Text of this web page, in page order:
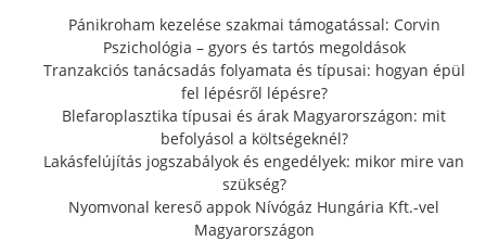
r
:
Pánikroham kezelése szakmai támogatással: Corvin
Pszichológia – gyors és tartós megoldások
Tranzakciós tanácsadás folyamata és típusai: hogyan épül
fel lépésről lépésre?
Blefaroplasztika típusai és árak Magyarországon: mit
befolyásol a költségeknél?
Lakásfelújítás jogszabályok és engedélyek: mikor mire van
szükség?
Nyomvonal kereső appok Nívógáz Hungária Kft.-vel
Magyarországon